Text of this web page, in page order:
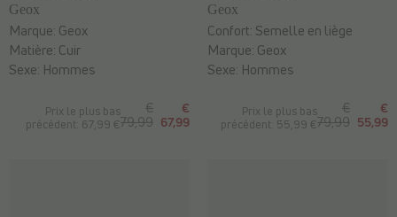
Geox
Prix le plus bas
précédent: 67,99 €
€
79,99
€
67,99
Marque: Geox
Matière: Cuir
Sexe: Hommes
Geox
Prix le plus bas
précédent: 55,99 €
€
79,99
€
55,99
Confort: Semelle en liège
Marque: Geox
Sexe: Hommes